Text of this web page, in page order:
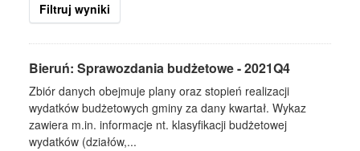
Filtruj wyniki
Bieruń: Sprawozdania budżetowe - 2021Q4
Zbiór danych obejmuje plany oraz stopień realizacji
wydatków budżetowych gminy za dany kwartał. Wykaz
zawiera m.in. informacje nt. klasyfikacji budżetowej
wydatków (działów,...